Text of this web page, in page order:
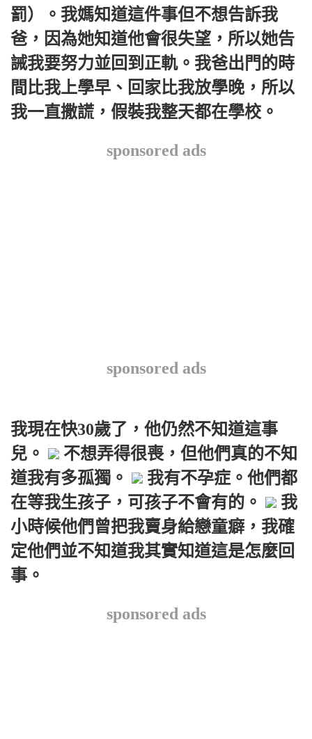
罰）。我媽知道這件事但不想告訴我
爸，因為她知道他會很失望，所以她告
誡我要努力並回到正軌。我爸出門的時
間比我上學早、回家比我放學晚，所以
我一直撒謊，假裝我整天都在學校。
sponsored ads
sponsored ads
我現在快30歲了，他仍然不知道這事
兒。
不想弄得很喪，但他們真的不知
道我有多孤獨。
我有不孕症。他們都
在等我生孩子，可孩子不會有的。
我
小時候他們曾把我賣身給戀童癖，我確
定他們並不知道我其實知道這是怎麼回
事。
sponsored ads